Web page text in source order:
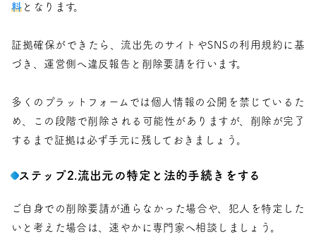
料 となります。
証拠確保ができたら、流出先のサイトやSNSの利用規約に基
づき、運営側へ違反報告と削除要請を行います。
多くのプラットフォームでは個人情報の公開を禁じているた
め、この段階で削除される可能性がありますが、削除が完了
するまで証拠は必ず手元に残しておきましょう。
ステップ2.流出元の特定と法的手続きをする
ご自身での削除要請が通らなかった場合や、犯人を特定した
いと考えた場合は、速やかに専門家へ相談しましょう。